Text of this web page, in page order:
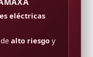
eléctricas
alto riesgoy